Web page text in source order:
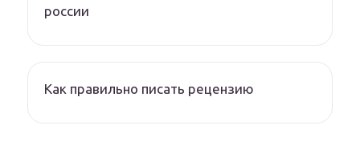
россии
Как правильно писать рецензию